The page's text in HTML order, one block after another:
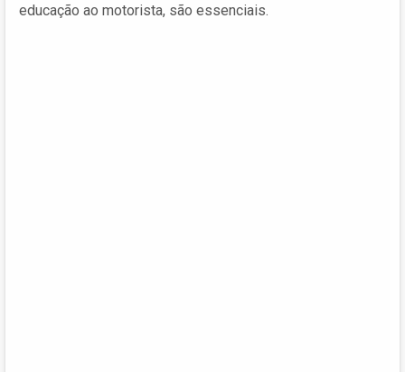
educação ao motorista, são essenciais.